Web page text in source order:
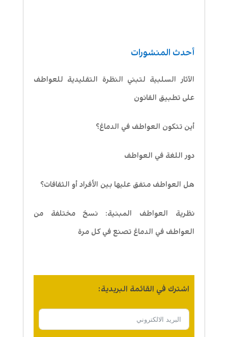
أحدث المنشورات
الآثار السلبية لتبني النظرة التقليدية للعواطف
على تطبيق القانون
أين تتكون العواطف في الدماغ؟
دور اللغة في العواطف
هل العواطف متفق عليها بين الأفراد أو الثقافات؟
نظرية العواطف المبنية: نسخ مختلفة من
العواطف في الدماغ تصنع في كل مرة
اشترك في القائمة البريدية: